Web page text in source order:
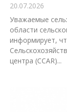
20.07.2026
Уважаемые
области
информирует,
центра (CCAR)...